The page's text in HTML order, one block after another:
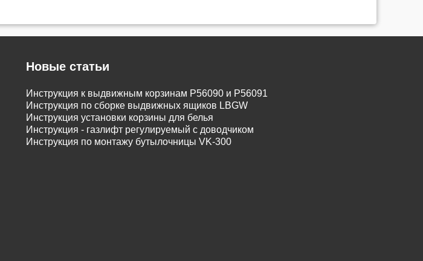
Новые статьи
Инструкция к выдвижным корзинам P56090 и P56091
Инструкция по сборке выдвижных ящиков LBGW
Инструкция установки корзины для белья
Инструкция - газлифт регулируемый с доводчиком
Инструкция по монтажу бутылочницы VK-300